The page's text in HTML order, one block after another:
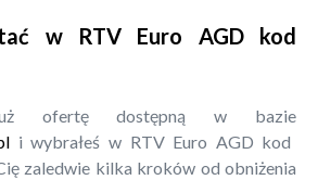
w RTV Euro AGD kod
ofertę dostępną w bazie
i wybrałeś w RTV Euro AGD kod
zaledwie kilka kroków od obniżenia